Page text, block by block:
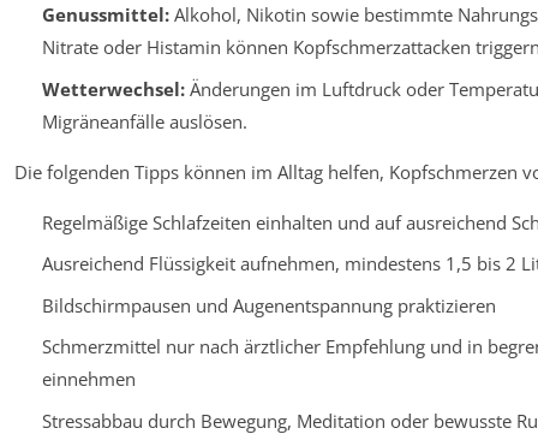
Genussmittel:Alkohol, Nikotin sowie bestimmte
Nitrate oder Histamin können Kopfschmerzattacken
Wetterwechsel:Änderungen im Luftdruck oder
Migräneanfälle auslösen.
Die folgenden Tipps können im Alltag helfen, Kopfschmerzen
Regelmäßige Schlafzeiten einhalten und auf ausreichend
Ausreichend Flüssigkeit aufnehmen, mindestens 1,5 bis 2
Bildschirmpausen und Augenentspannung praktizieren
Schmerzmittel nur nach ärztlicher Empfehlung und in
einnehmen
Stressabbau durch Bewegung, Meditation oder bewusste